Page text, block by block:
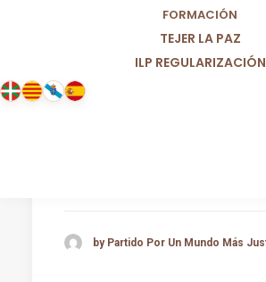
FORMACIÓN
TEJER LA PAZ
ILP REGULARIZACIÓN
by Partido Por Un Mundo Más